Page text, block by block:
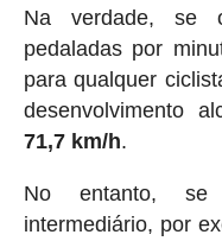
Na verdade, se
pedaladas por
para qualquer
desenvolvimento
71,7 km/h.
No entanto, se
intermediário, por